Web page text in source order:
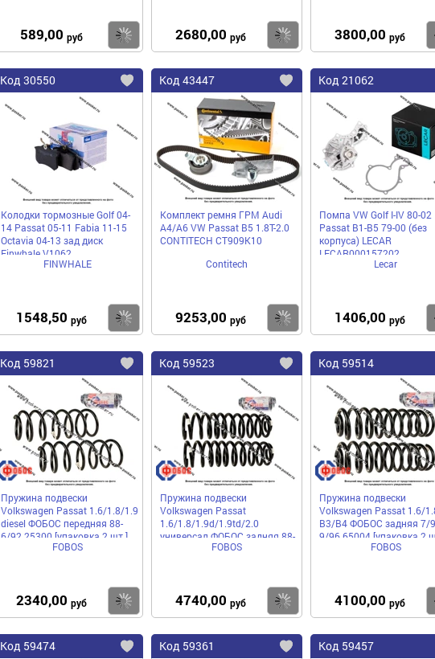
589,00 руб Купить
2680,00 руб Купить
3800,00 руб
Код 30550
Добавить
избранное
Колодки тормозные Golf 04-
14 Passat 05-11 Fabia 11-15
Octavia 04-13 зад диск
Finwhale V1062
FINWHALE
1548,50 руб Купить
Код 43447
Добавить
избранное
Комплект ремня ГРМ Audi
A4/A6 VW Passat B5 1.8T-2.0
CONTITECH CT909K10
Contitech
9253,00 руб Купить
Код 21062
Помпа VW Golf I-IV 80-02
Passat B1-B5 79-00 (без
корпуса) LECAR
LECAR000157202
Lecar
1406,00 руб
Код 59821
Добавить
избранное
Пружина подвески
Volkswagen Passat 1.6/1.8/1.9
diesel ФОБОС передняя 88-
6/92 25300 [упаковка 2 шт.]
FOBOS
2340,00 руб Купить
Код 59523
Добавить
избранное
Пружина подвески
Volkswagen Passat
1.6/1.8/1.9d/1.9td/2.0
универсал ФОБОС задняя 88-
6/92 65200 [упаковка 2 шт.]
FOBOS
4740,00 руб Купить
Код 59514
Пружина подвески
Volkswagen Passat 1.6/
B3/B4 ФОБОС задняя 7/
9/96 65004 [упаковка 2
FOBOS
4100,00 руб
Код 59474
Добавить
Код 59361
Добавить
Код 59457